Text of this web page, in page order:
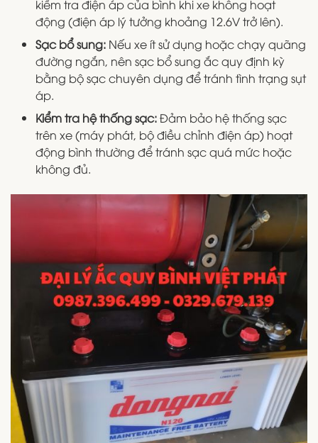
kiểm tra điện áp của bình khi xe không hoạt
động (điện áp lý tưởng khoảng 12.6V trở lên).
Sạc bổ sung: Nếu xe ít sử dụng hoặc chạy quãng
đường ngắn, nên sạc bổ sung ắc quy định kỳ
bằng bộ sạc chuyên dụng để tránh tình trạng sụt
áp.
Kiểm tra hệ thống sạc:Đảm bảo hệ thống sạc
trên xe (máy phát, bộ điều chỉnh điện áp) hoạt
động bình thường để tránh sạc quá mức hoặc
không đủ.